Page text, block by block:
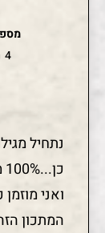
4
נתחיל
ואני
המתכון